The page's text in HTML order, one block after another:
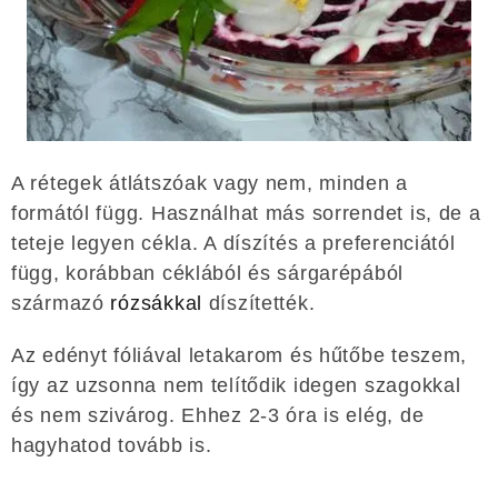
A rétegek átlátszóak vagy nem, minden a
formától függ. Használhat más sorrendet is, de a
teteje legyen cékla. A díszítés a preferenciától
függ, korábban céklából és sárgarépából
származó rózsákkal díszítették.
Az edényt fóliával letakarom és hűtőbe teszem,
így az uzsonna nem telítődik idegen szagokkal
és nem szivárog. Ehhez 2-3 óra is elég, de
hagyhatod tovább is.